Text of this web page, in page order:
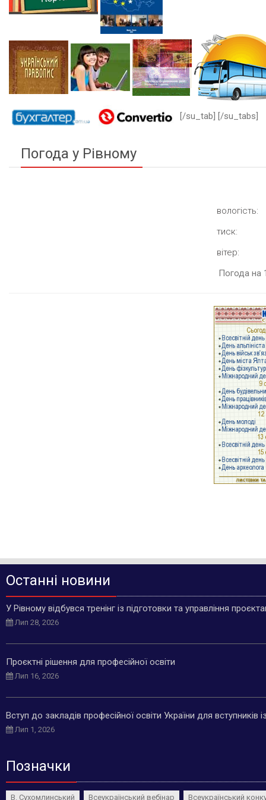
[/su_tab] [/su_tabs]
Погода у Рівному
вологість:
тиск:
вітер:
Погода на
Останні новини
У Рівному відбувся тренінг із підготовки та управління
Лип 28, 2026
Проєктні рішення для професійної освіти
Лип 16, 2026
Вступ до закладів професійної освіти України для
Лип 1, 2026
Позначки
В. Сухомлинський Всеукраїнський вебінар Всеукраїнський